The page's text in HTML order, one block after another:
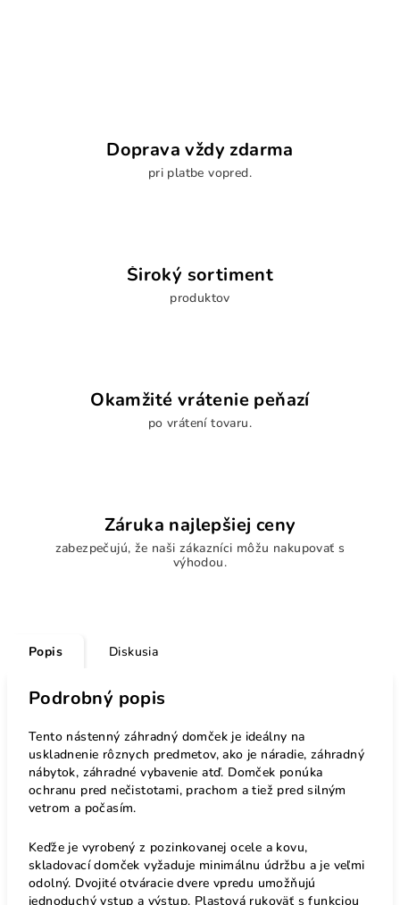
Doprava vždy zdarma
pri platbe vopred.
Široký sortiment
produktov
Okamžité vrátenie peňazí
po vrátení tovaru.
Záruka najlepšiej ceny
zabezpečujú, že naši zákazníci môžu nakupovať s
výhodou.
Popis Diskusia
Podrobný popis
Tento nástenný záhradný domček je ideálny na
uskladnenie rôznych predmetov, ako je náradie, záhradný
nábytok, záhradné vybavenie atď. Domček ponúka
ochranu pred nečistotami, prachom a tiež pred silným
vetrom a počasím.
Keďže je vyrobený z pozinkovanej ocele a kovu,
skladovací domček vyžaduje minimálnu údržbu a je veľmi
odolný. Dvojité otváracie dvere vpredu umožňujú
jednoduchý vstup a výstup. Plastová rukoväť s funkciou